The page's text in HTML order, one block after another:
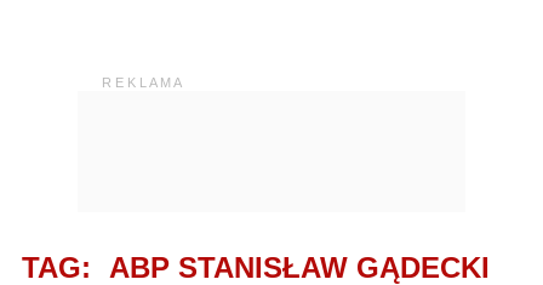
TAG: ABP STANISŁAW GĄDECKI